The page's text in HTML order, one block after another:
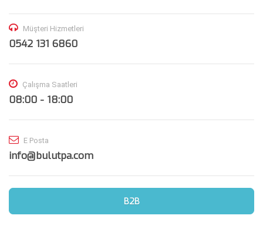
Müşteri Hizmetleri
0542 131 6860
Çalışma Saatleri
08:00 - 18:00
E Posta
info@bulutpa.com
B2B